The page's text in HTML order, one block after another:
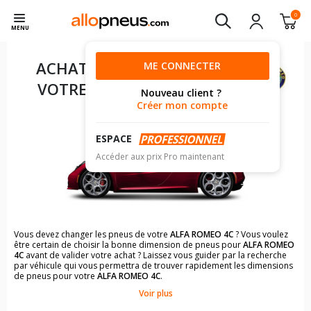
MENU
0
ME CONNECTER
Nouveau client ?
Créer mon compte
ESPACE
Accéder aux prix Pro maintenant
ACHAT DE PNEUS POUR
VOTRE
ALFA ROMEO 4C
Vous devez changer les pneus de votre ALFA ROMEO 4C? Vous voulez
être certain de choisir la bonne dimension de pneus pourALFA ROMEO
4C avant de valider votre achat ? Laissez vous guider par la recherche
par véhicule qui vous permettra de trouver rapidement les dimensions
de pneus pour votre ALFA ROMEO 4C.
Il n'est pas toujours évident de s'y retrouver dans le choix des
Voir plus